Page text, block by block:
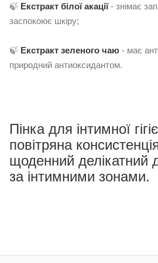
🍃 Екстракт білої акації- знімає
заспокоює шкіру;
🍃 Екстракт зеленого чаю - має
природний антиоксидантом.
Пінка для інтимної
повітряна
щоденний делікатний
за інтимними зонами.